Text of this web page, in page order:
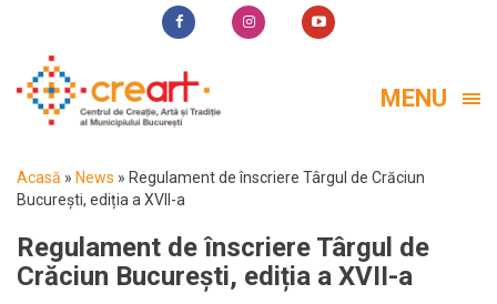
MENU
Acasă » News » Regulament de înscriere Târgul de Crăciun
București, ediția a XVII-a
Regulament de înscriere Târgul de
Crăciun București, ediția a XVII-a